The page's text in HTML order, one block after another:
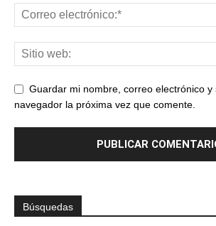
Guardar mi nombre, correo electrónico y
navegador la próxima vez que comente.
Búsquedas